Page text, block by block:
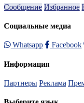
Сообщение Избранное
Социальные медиа
Whatsapp Facebook
Информация
Партнеры Реклама